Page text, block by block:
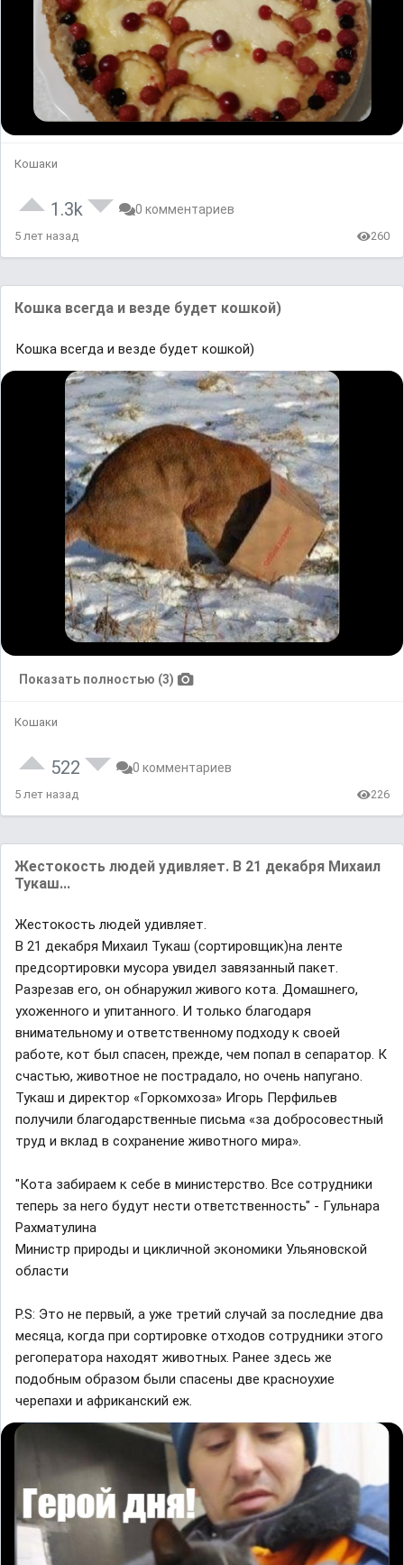
Кошаки
1.3k 0 комментариев
5 лет назад 260
Кошка всегда и везде будет кошкой)
Кошка всегда и везде будет кошкой)
Показать полностью (3)
Кошаки
522 0 комментариев
5 лет назад 226
Жестокость людей удивляет. В 21 декабря Михаил
Тукаш...
Жестокость людей удивляет.
В 21 декабря Михаил Тукаш (сортировщик)на ленте
предсортировки мусора увидел завязанный пакет.
Разрезав его, он обнаружил живого кота. Домашнего,
ухоженного и упитанного. И только благодаря
внимательному и ответственному подходу к своей
работе, кот был спасен, прежде, чем попал в сепаратор. К
счастью, животное не пострадало, но очень напугано.
Тукаш и директор «Горкомхоза» Игорь Перфильев
получили благодарственные письма «за добросовестный
труд и вклад в сохранение животного мира».
"Кота забираем к себе в министерство. Все сотрудники
теперь за него будут нести ответственность" - Гульнара
Рахматулина
Министр природы и цикличной экономики Ульяновской
области
P.S: Это не первый, а уже третий случай за последние два
месяца, когда при сортировке отходов сотрудники этого
регоператора находят животных. Ранее здесь же
подобным образом были спасены две красноухие
черепахи и африканский еж.